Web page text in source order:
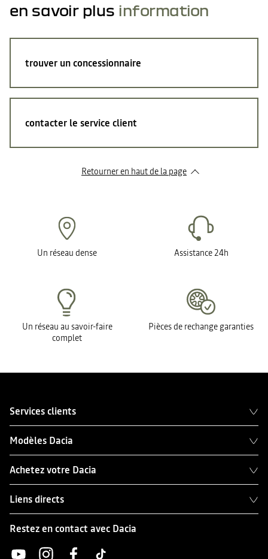
en savoir plus information
trouver un concessionnaire
contacter le service client
Retourner en haut de la page
Un réseau dense Assistance 24h
Un réseau au savoir-faire
complet
Pièces de rechange garanties
Services clients
Modèles Dacia
Achetez votre Dacia
Liens directs
Restez en contact avec Dacia